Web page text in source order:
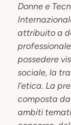
Donne e
attribuito a
possedere
sociale, la
l’etica. La
composta
ambiti